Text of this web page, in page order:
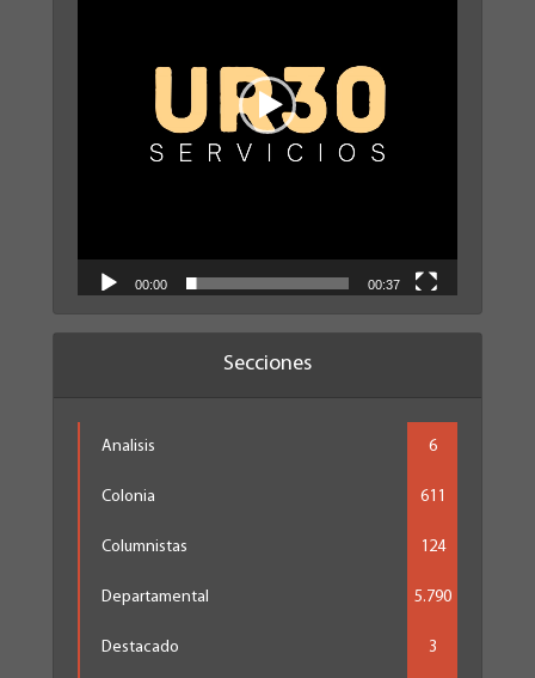
00:00 00:37
Secciones
Analisis 6
Colonia 611
Columnistas 124
Departamental 5.790
Destacado 3